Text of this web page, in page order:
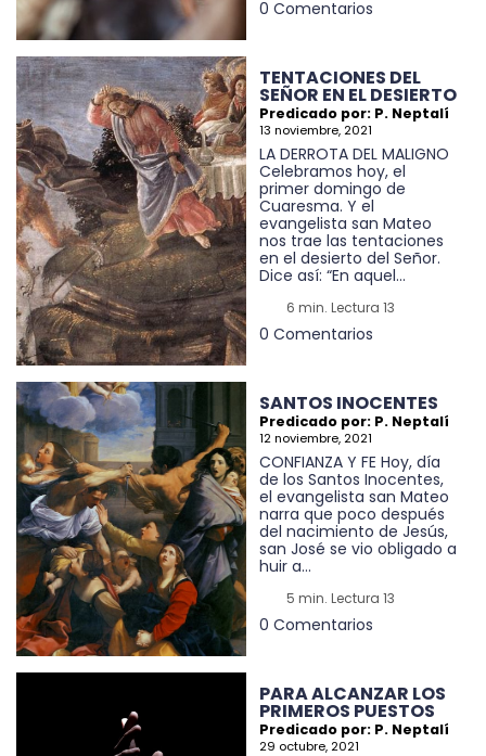
0 Comentarios
TENTACIONES DEL
SEÑOR EN EL DESIERTO
Predicado por: P. Neptalí
13 noviembre, 2021
LA DERROTA DEL MALIGNO
Celebramos hoy, el
primer domingo de
Cuaresma. Y el
evangelista san Mateo
nos trae las tentaciones
en el desierto del Señor.
Dice así: “En aquel...
6 min. Lectura 13
0 Comentarios
SANTOS INOCENTES
Predicado por: P. Neptalí
12 noviembre, 2021
CONFIANZA Y FE Hoy, día
de los Santos Inocentes,
el evangelista san Mateo
narra que poco después
del nacimiento de Jesús,
san José se vio obligado a
huir a...
5 min. Lectura 13
0 Comentarios
PARA ALCANZAR LOS
PRIMEROS PUESTOS
Predicado por: P. Neptalí
29 octubre, 2021